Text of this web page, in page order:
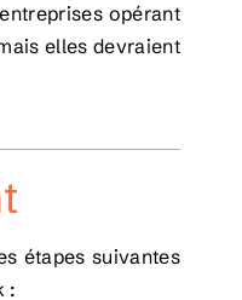
opérant
elles devraient
étapes suivantes
: